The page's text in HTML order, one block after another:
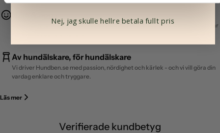
Vi samarbetar med småskaliga svenska och nordiska tillverkare som värnar
Av hundälskare, för hundälskare
Vi driver Hundben.se med passion, nördighet och kärlek - och vi vill göra din
vardag enklare och tryggare.
Läs mer
Verifierade kundbetyg
Nej, jag skulle hellre betala fullt pris